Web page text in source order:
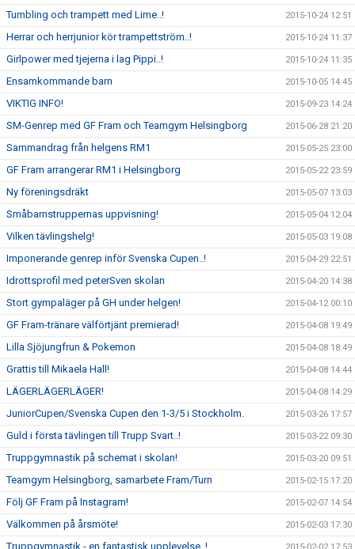
Tumbling och trampett med Lime..! 2015-10-24 12:51
Herrar och herrjunior kör trampettström..! 2015-10-24 11:37
Girlpower med tjejerna i lag Pippi..! 2015-10-24 11:35
Ensamkommande barn 2015-10-05 14:45
VIKTIG INFO! 2015-09-23 14:24
SM-Genrep med GF Fram och Teamgym Helsingborg 2015-06-28 21:20
Sammandrag från helgens RM1 2015-05-25 23:00
GF Fram arrangerar RM1 i Helsingborg 2015-05-22 23:59
Ny föreningsdräkt 2015-05-07 13:03
Småbarnstruppernas uppvisning! 2015-05-04 12:04
Vilken tävlingshelg! 2015-05-03 19:08
Imponerande genrep inför Svenska Cupen..! 2015-04-29 22:51
Idrottsprofil med peterSven skolan 2015-04-20 14:38
Stort gympaläger på GH under helgen! 2015-04-12 00:10
GF Fram-tränare välförtjänt premierad! 2015-04-08 19:49
Lilla Sjöjungfrun & Pokemon 2015-04-08 18:49
Grattis till Mikaela Hall! 2015-04-08 14:44
LÄGERLÄGERLÄGER! 2015-04-08 14:29
JuniorCupen/Svenska Cupen den 1-3/5 i Stockholm. 2015-03-26 17:57
Guld i första tävlingen till Trupp Svart..! 2015-03-22 09:30
Truppgymnastik på schemat i skolan! 2015-03-20 09:51
Teamgym Helsingborg, samarbete Fram/Turn 2015-02-15 17:20
Följ GF Fram på Instagram! 2015-02-07 14:54
Välkommen på årsmöte! 2015-02-03 17:30
Truppgymnastik - en fantastisk upplevelse..!